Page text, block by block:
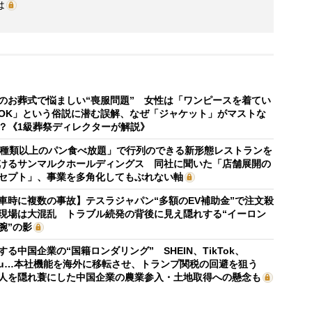
お葬式で悩ましい“喪服問題” 女性は「ワンピースを着てい
」という俗説に潜む誤解、なぜ「ジャケット」がマストな
《1級葬祭ディレクターが解説》
類以上のパン食べ放題」で行列のできる新形態レストランを
るサンマルクホールディングス 同社に聞いた「店舗展開の
プト」、事業を多角化してもぶれない軸
時に複数の事故】テスラジャパン“多額のEV補助金”で注文殺
場は大混乱 トラブル続発の背後に見え隠れする“イーロン
”の影
る中国企業の“国籍ロンダリング” SHEIN、TikTok、
本社機能を海外に移転させ、トランプ関税の回避を狙う
を隠れ蓑にした中国企業の農業参入・土地取得への懸念も